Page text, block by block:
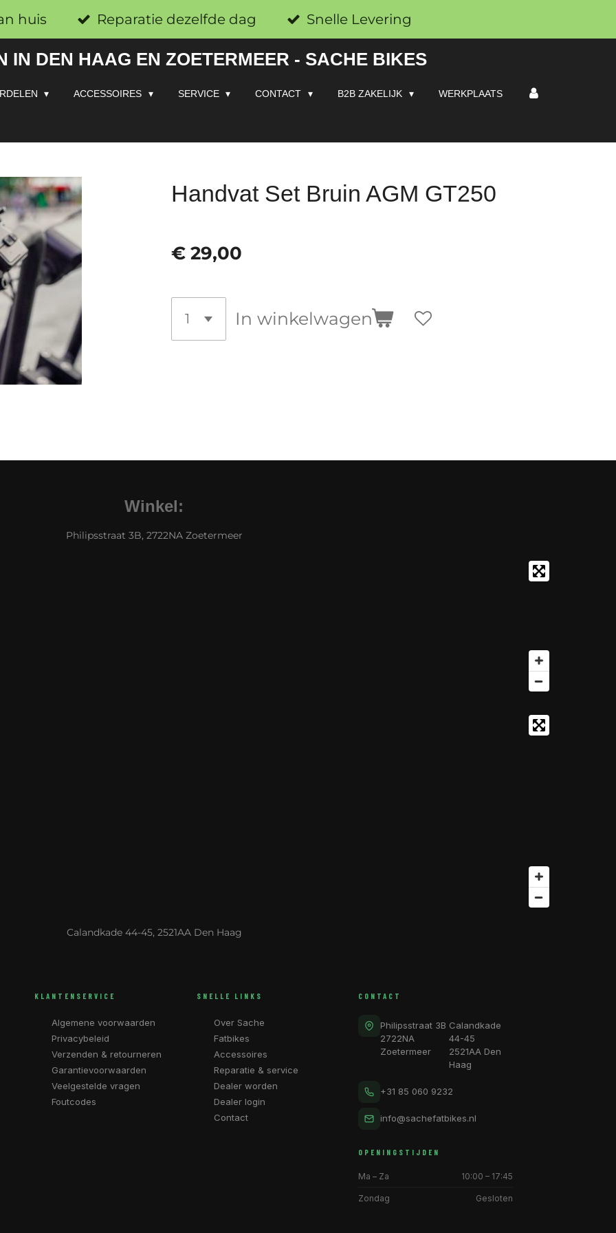
huis Reparatie dezelfde dag Snelle Levering
IN DEN HAAG EN ZOETERMEER - SACHE BIKES
ACCESSOIRES SERVICE CONTACT B2B ZAKELIJK WERKPLAATS
Handvat Set Bruin AGM GT250
€ 29,00
In winkelwagen
Winkel:
Philipsstraat 3B, 2722NA Zoetermeer
Calandkade 44-45, 2521AA Den Haag
KLANTENSERVICE
Algemene voorwaarden
Privacybeleid
Verzenden & retourneren
Garantievoorwaarden
Veelgestelde vragen
Foutcodes
SNELLE LINKS
Over Sache
Fatbikes
Accessoires
Reparatie & service
Dealer worden
Dealer login
Contact
CONTACT
Philipsstraat 3B
2722NA
Zoetermeer
Calandkade
44-45
2521AA Den
Haag
+31 85 060 9232
info@sachefatbikes.nl
OPENINGSTIJDEN
Ma – Za 10:00 – 17:45
Zondag Gesloten